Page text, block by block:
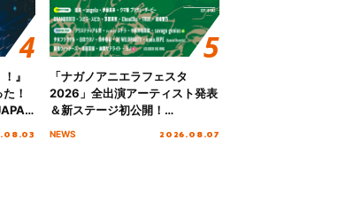
』
！
「ナガノアニエラフェスタ
2026」全出演アーティスト発表
＆新ステージ初公開！
NEWS 2026.08.07